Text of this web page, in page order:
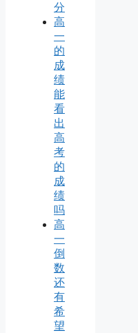
分
高
一
的
成
绩
能
看
出
高
考
的
成
绩
吗
高
一
倒
数
还
有
希
望